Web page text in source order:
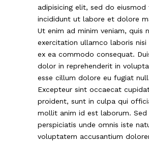
adipisicing elit, sed do eiusmod
incididunt ut labore et dolore
Ut enim ad minim veniam, quis
exercitation ullamco laboris nisi
ex ea commodo consequat.
dolor in reprehenderit in
esse cillum dolore eu fugiat
Excepteur sint occaecat
proident, sunt in culpa qui
mollit anim id est laborum.
perspiciatis unde omnis iste
voluptatem accusantium